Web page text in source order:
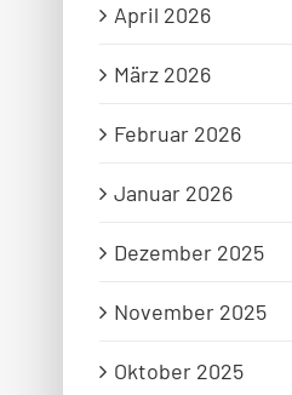
April 2026
März 2026
Februar 2026
Januar 2026
Dezember 2025
November 2025
Oktober 2025